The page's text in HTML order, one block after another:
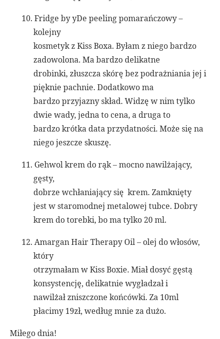
10. Fridge by yDe peeling pomarańczowy –
kolejny
kosmetyk z Kiss Boxa. Byłam z niego bardzo
zadowolona. Ma bardzo delikatne
drobinki, złuszcza skórę bez podrażniania jej i
pięknie pachnie. Dodatkowo ma
bardzo przyjazny skład. Widzę w nim tylko
dwie wady, jedna to cena, a druga to
bardzo krótka data przydatności. Może się na
niego jeszcze skuszę.
11. Gehwol krem do rąk – mocno nawilżający,
gęsty,
dobrze wchłaniający się krem. Zamknięty
jest w staromodnej metalowej tubce. Dobry
krem do torebki, bo ma tylko 20 ml.
12. Amargan Hair Therapy Oil – olej do włosów,
który
otrzymałam w Kiss Boxie. Miał dosyć gęstą
konsystencję, delikatnie wygładzał i
nawilżał zniszczone końcówki. Za 10ml
płacimy 19zł, według mnie za dużo.
Miłego dnia!